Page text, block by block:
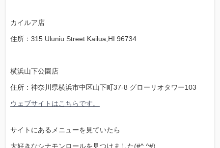
カイルア店
住所：315 Uluniu Street Kailua,HI 96734
横浜山下公園店
住所：神奈川県横浜市中区山下町37-8 グローリオタワー103
ウェブサイトはこちらです。
サイトにあるメニューを見ていたら
大好きなシナモンロールを見つけました(#^.^#)